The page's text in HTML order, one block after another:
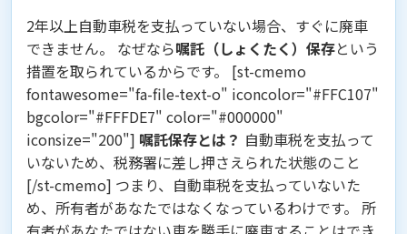
2年以上自動車税を支払っていない場合、すぐに廃車
できません。 なぜなら嘱託（しょくたく）保存という
措置を取られているからです。 [st-cmemo
fontawesome="fa-file-text-o" iconcolor="#FFC107"
bgcolor="#FFFDE7" color="#000000"
iconsize="200"] 嘱託保存とは？ 自動車税を支払って
いないため、税務署に差し押さえられた状態のこと
[/st-cmemo] つまり、自動車税を支払っていないた
め、所有者があなたではなくなっているわけです。 所